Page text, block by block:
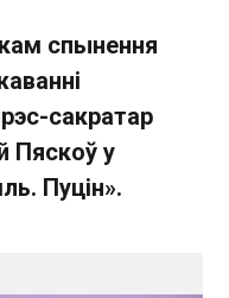
спынення
сакратар
Пяскоў у
Пуцін».